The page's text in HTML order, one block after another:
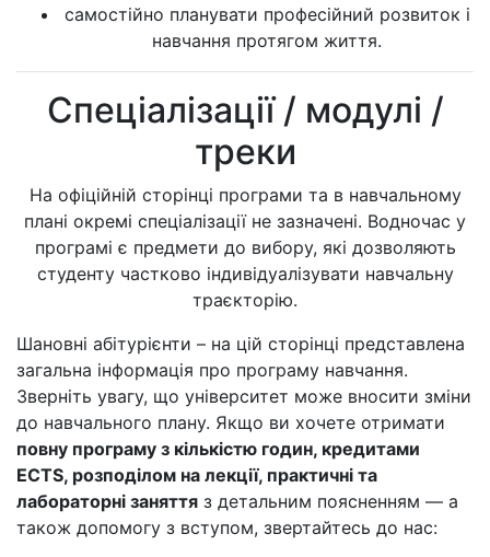
самостійно планувати професійний розвиток і
навчання протягом життя.
Спеціалізації / модулі /
треки
На офіційній сторінці програми та в навчальному
плані окремі спеціалізації не зазначені. Водночас у
програмі є предмети до вибору, які дозволяють
студенту частково індивідуалізувати навчальну
траєкторію.
Шановні абітурієнти – на цій сторінці представлена
загальна інформація про програму навчання.
Зверніть увагу, що університет може вносити зміни
до навчального плану. Якщо ви хочете отримати
повну програму з кількістю годин, кредитами
ECTS, розподілом на лекції, практичні та
лабораторні заняття з детальним поясненням — а
також допомогу з вступом, звертайтесь до нас: